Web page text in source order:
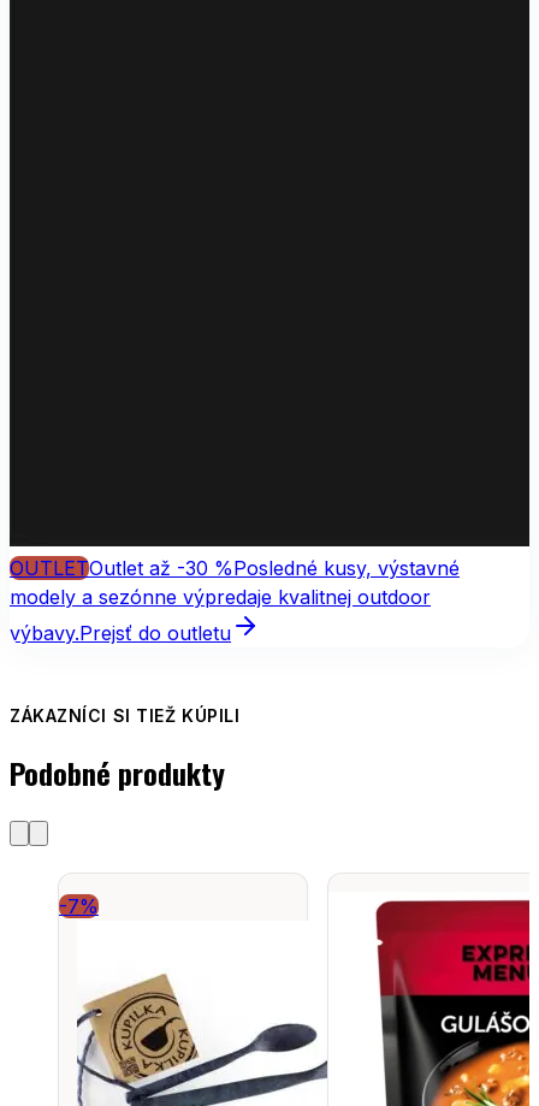
OUTLETOutlet až -30 %Posledné kusy, výstavné
modely a sezónne výpredaje kvalitnej outdoor
výbavy.Prejsť do outletu
ZÁKAZNÍCI SI TIEŽ KÚPILI
Podobné produkty
-7%